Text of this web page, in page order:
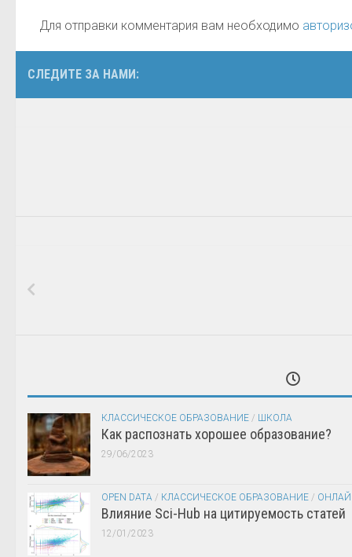
Для отправки комментария вам необходимо
СЛЕДИТЕ ЗА НАМИ:
КЛАССИЧЕСКОЕ ОБРАЗОВАНИЕ / ШКОЛА
Как распознать хорошее образование?
29/06/2023
OPEN DATA / КЛАССИЧЕСКОЕ ОБРАЗОВАНИЕ /
Влияние Sci-Hub на цитируемость статей
12/01/2023